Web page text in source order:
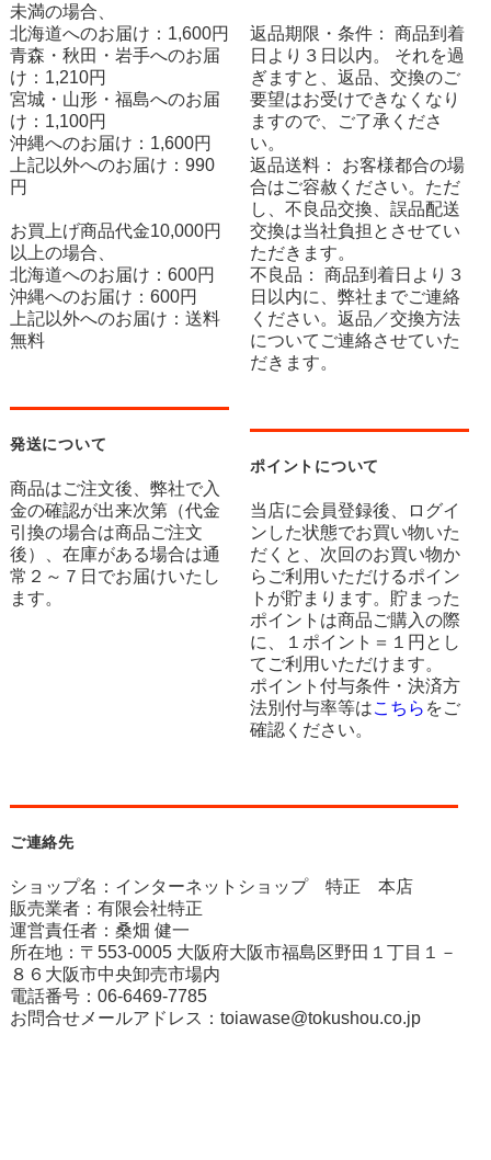
未満の場合、
北海道へのお届け：1,600円
青森・秋田・岩手へのお届
け：1,210円
宮城・山形・福島へのお届
け：1,100円
沖縄へのお届け：1,600円
上記以外へのお届け：990
円
お買上げ商品代金10,000円
以上の場合、
北海道へのお届け：600円
沖縄へのお届け：600円
上記以外へのお届け：送料
無料
発送について
商品はご注文後、弊社で入
金の確認が出来次第（代金
引換の場合は商品ご注文
後）、在庫がある場合は通
常２～７日でお届けいたし
ます。
返品期限・条件： 商品到着
日より３日以内。 それを過
ぎますと、返品、交換のご
要望はお受けできなくなり
ますので、ご了承くださ
い。
返品送料： お客様都合の場
合はご容赦ください。ただ
し、不良品交換、誤品配送
交換は当社負担とさせてい
ただきます。
不良品： 商品到着日より３
日以内に、弊社までご連絡
ください。返品／交換方法
についてご連絡させていた
だきます。
ポイントについて
当店に会員登録後、ログイ
ンした状態でお買い物いた
だくと、次回のお買い物か
らご利用いただけるポイン
トが貯まります。貯まった
ポイントは商品ご購入の際
に、１ポイント＝１円とし
てご利用いただけます。
ポイント付与条件・決済方
法別付与率等はこちら をご
確認ください。
ご連絡先
ショップ名：インターネットショップ 特正 本店
販売業者：有限会社特正
運営責任者：桑畑 健一
所在地：〒553-0005 大阪府大阪市福島区野田１丁目１－
８６大阪市中央卸売市場内
電話番号：06-6469-7785
お問合せメールアドレス： toiawase@tokushou.co.jp